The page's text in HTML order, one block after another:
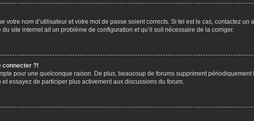
votre nom d’utilisateur et votre mot de passe soient corrects. Si tel est le cas, contactez
site internet ait un problème de configuration et qu’il soit nécessaire de la corriger.
connecter ?!
pour une quelconque raison. De plus, beaucoup de forums suppriment
essayez de participer plus activement aux discussions du forum.